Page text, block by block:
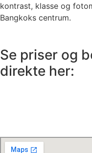
kontrast, klasse og
Bangkoks centrum.
Se priser og
direkte her: